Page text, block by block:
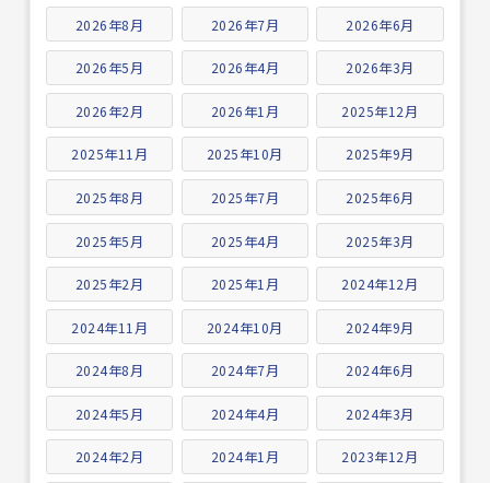
2026年8月 2026年7月 2026年6月
2026年5月 2026年4月 2026年3月
2026年2月 2026年1月 2025年12月
2025年11月 2025年10月 2025年9月
2025年8月 2025年7月 2025年6月
2025年5月 2025年4月 2025年3月
2025年2月 2025年1月 2024年12月
2024年11月 2024年10月 2024年9月
2024年8月 2024年7月 2024年6月
2024年5月 2024年4月 2024年3月
2024年2月 2024年1月 2023年12月